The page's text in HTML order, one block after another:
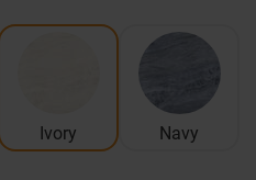
Ivory Navy